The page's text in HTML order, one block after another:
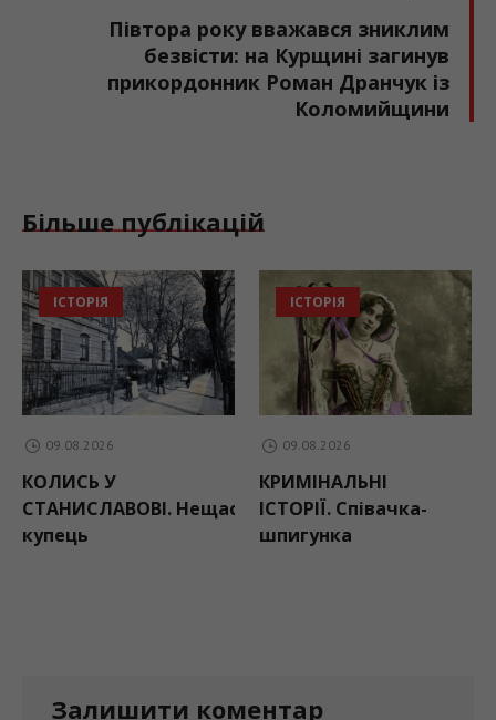
Півтора року вважався зниклим
безвісти: на Курщині загинув
прикордонник Роман Дранчук із
Коломийщини
Більше публікацій
ІСТОРІЯ
09.08.2026
КРИМІНАЛЬНІ
ІСТОРІЇ. Співачка-
шпигунка
ПОГОДА
08.08.2026
Жара продовжує
спадати: прогноз
погоди на 9 серпня
Залишити коментар